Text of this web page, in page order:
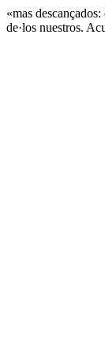
«mas
de·los nuestros.